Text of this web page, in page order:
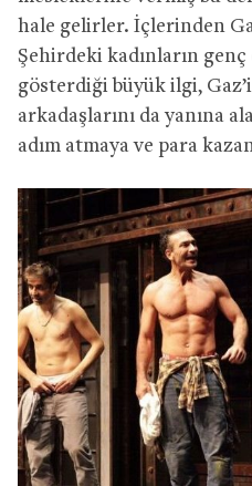
hale gelirler. İçlerinden
Şehirdeki kadınların
gösterdiği büyük ilgi,
arkadaşlarını da yanına
adım atmaya ve para